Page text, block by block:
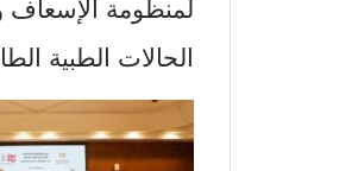
لمنظومة الإسعاف
الحالات الطبية